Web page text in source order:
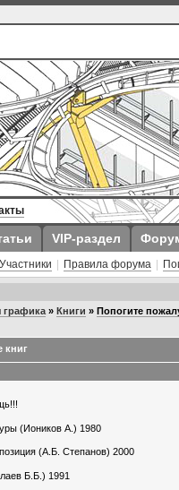
VIP-раздел
Участники Правила форума
графика » Книги » Попогите
книг
(Иоников А.) 1980
(А.Б. Степанов) 2000
Б.Б.) 1991